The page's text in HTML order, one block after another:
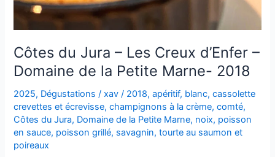
Côtes du Jura – Les Creux d’Enfer –
Domaine de la Petite Marne- 2018
2025, Dégustations /xav/ 2018,apéritif, blanc,cassolette
crevettes et écrevisse,champignons à la crème,comté,
Côtes du Jura, Domaine de la Petite Marne, noix, poisson
en sauce, poisson grillé, savagnin,tourte au saumon et
poireaux